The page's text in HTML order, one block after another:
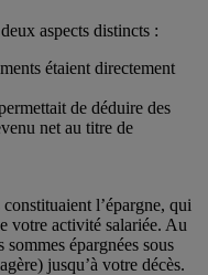
aspects distincts :
étaient directement
de déduire des
net au titre de
l’épargne, qui
votre activité salariée. Au
épargnées sous
jusqu’à votre décès.